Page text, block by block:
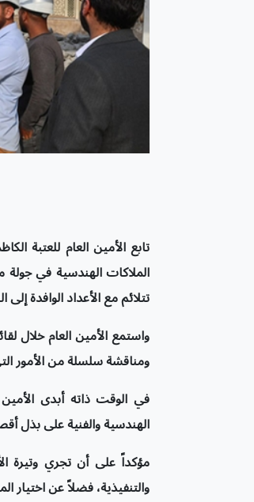
تابع الأمين العام للعتبة
الملاكات الهندسية في
تتلائم مع الأعداد الوافدة
واستمع الأمين العام خلال
ومناقشة سلسلة من الأمور
في الوقت ذاته أبدى
الهندسية والفنية على بذل
مؤكداً على أن تجري وتيرة
والتنفيذية، فضلاً عن اختيار